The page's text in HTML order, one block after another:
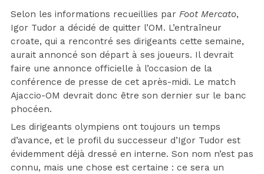
Selon les informations recueillies par Foot Mercato,
Igor Tudor a décidé de quitter l’OM. L’entraîneur
croate, qui a rencontré ses dirigeants cette semaine,
aurait annoncé son départ à ses joueurs. Il devrait
faire une annonce officielle à l’occasion de la
conférence de presse de cet après-midi. Le match
Ajaccio-OM devrait donc être son dernier sur le banc
phocéen.
Les dirigeants olympiens ont toujours un temps
d’avance, et le profil du successeur d’Igor Tudor est
évidemment déjà dressé en interne. Son nom n’est pas
connu, mais une chose est certaine : ce sera un